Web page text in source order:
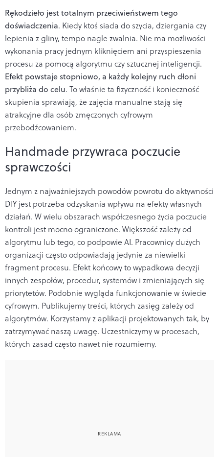
Rękodzieło jest totalnym przeciwieństwem tego
doświadczenia. Kiedy ktoś siada do szycia, dziergania czy
lepienia z gliny, tempo nagle zwalnia. Nie ma możliwości
wykonania pracy jednym kliknięciem ani przyspieszenia
procesu za pomocą algorytmu czy sztucznej inteligencji.
Efekt powstaje stopniowo, a każdy kolejny ruch dłoni
przybliża do celu. To właśnie ta fizyczność i konieczność
skupienia sprawiają, że zajęcia manualne stają się
atrakcyjne dla osób zmęczonych cyfrowym
przebodźcowaniem.
Handmade przywraca poczucie
sprawczości
Jednym z najważniejszych powodów powrotu do aktywności
DIY jest potrzeba odzyskania wpływu na efekty własnych
działań. W wielu obszarach współczesnego życia poczucie
kontroli jest mocno ograniczone. Większość zależy od
algorytmu lub tego, co podpowie AI. Pracownicy dużych
organizacji często odpowiadają jedynie za niewielki
fragment procesu. Efekt końcowy to wypadkowa decyzji
innych zespołów, procedur, systemów i zmieniających się
priorytetów. Podobnie wygląda funkcjonowanie w świecie
cyfrowym. Publikujemy treści, których zasięg zależy od
algorytmów. Korzystamy z aplikacji projektowanych tak, by
zatrzymywać naszą uwagę. Uczestniczymy w procesach,
których zasad często nawet nie rozumiemy.